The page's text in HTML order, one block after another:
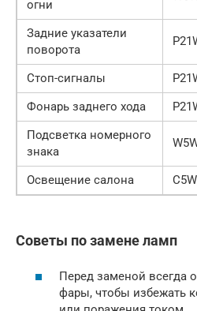
огни
Задние указатели
поворота
Стоп-сигналы
Фонарь заднего хода
Подсветка номерного
знака
Освещение салона
Советы по замене ламп
Перед заменой всегда
фары, чтобы избежать